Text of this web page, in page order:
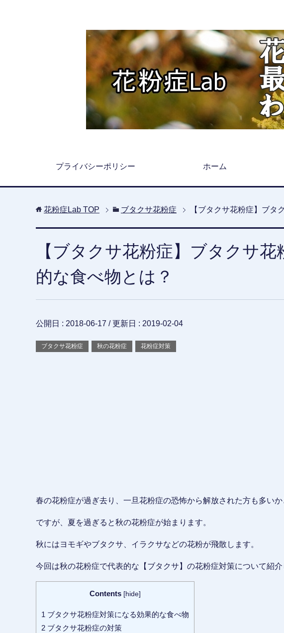
プライバシーポリシー ホーム
花粉症Lab TOP ブタクサ花粉症 【ブタクサ花粉症】ブタ
【ブタクサ花粉症】ブタクサ
的な食べ物とは？
公開日 : 2018-06-17 / 更新日 : 2019-02-04
ブタクサ花粉症 秋の花粉症 花粉症対策
春の花粉症が過ぎ去り、一旦花粉症の恐怖から解放された方も多いか
ですが、夏を過ぎると秋の花粉症が始まります。
秋にはヨモギやブタクサ、イラクサなどの花粉が飛散します。
今回は秋の花粉症で代表的な【ブタクサ】の花粉症対策について紹介
Contents [hide]
1 ブタクサ花粉症対策になる効果的な食べ物
2 ブタクサ花粉症の対策